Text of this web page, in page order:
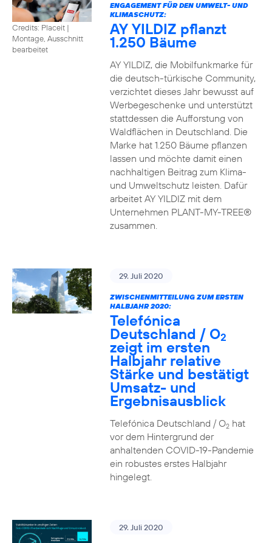
Credits: Placeit |
Montage, Ausschnitt
bearbeitet
ENGAGEMENT FÜR DEN UMWELT- UND
KLIMASCHUTZ:
AY YILDIZ pflanzt
1.250 Bäume
AY YILDIZ, die Mobilfunkmarke für
die deutsch-türkische Community,
verzichtet dieses Jahr bewusst auf
Werbegeschenke und unterstützt
stattdessen die Aufforstung von
Waldflächen in Deutschland. Die
Marke hat 1.250 Bäume pflanzen
lassen und möchte damit einen
nachhaltigen Beitrag zum Klima-
und Umweltschutz leisten. Dafür
arbeitet AY YILDIZ mit dem
Unternehmen PLANT-MY-TREE®
zusammen.
29. Juli 2020
ZWISCHENMITTEILUNG ZUM ERSTEN
HALBJAHR 2020:
Telefónica
Deutschland / O2
zeigt im ersten
Halbjahr relative
Stärke und bestätigt
Umsatz- und
Ergebnisausblick
Telefónica Deutschland / O2hat
vor dem Hintergrund der
anhaltenden COVID-19-Pandemie
ein robustes erstes Halbjahr
hingelegt.
29. Juli 2020